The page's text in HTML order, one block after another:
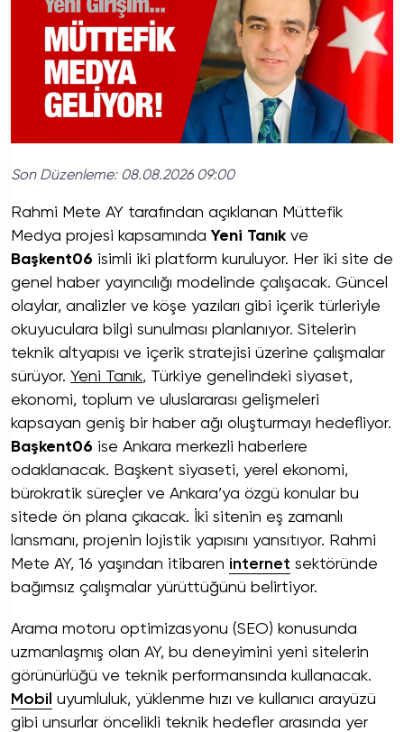
Son Düzenleme: 08.08.2026 09:00
Rahmi Mete AY tarafından açıklanan Müttefik
Medya projesi kapsamında Yeni Tanık ve
Başkent06 isimli iki platform kuruluyor. Her iki site de
genel haber yayıncılığı modelinde çalışacak. Güncel
olaylar, analizler ve köşe yazıları gibi içerik türleriyle
okuyuculara bilgi sunulması planlanıyor. Sitelerin
teknik altyapısı ve içerik stratejisi üzerine çalışmalar
sürüyor. Yeni Tanık, Türkiye genelindeki siyaset,
ekonomi, toplum ve uluslararası gelişmeleri
kapsayan geniş bir haber ağı oluşturmayı hedefliyor.
Başkent06 ise Ankara merkezli haberlere
odaklanacak. Başkent siyaseti, yerel ekonomi,
bürokratik süreçler ve Ankara’ya özgü konular bu
sitede ön plana çıkacak. İki sitenin eş zamanlı
lansmanı, projenin lojistik yapısını yansıtıyor. Rahmi
Mete AY, 16 yaşından itibaren internet sektöründe
bağımsız çalışmalar yürüttüğünü belirtiyor.
Arama motoru optimizasyonu (SEO) konusunda
uzmanlaşmış olan AY, bu deneyimini yeni sitelerin
görünürlüğü ve teknik performansında kullanacak.
Mobil uyumluluk, yüklenme hızı ve kullanıcı arayüzü
gibi unsurlar öncelikli teknik hedefler arasında yer